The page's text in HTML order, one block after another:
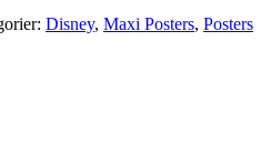
Disney, Maxi Posters, Posters